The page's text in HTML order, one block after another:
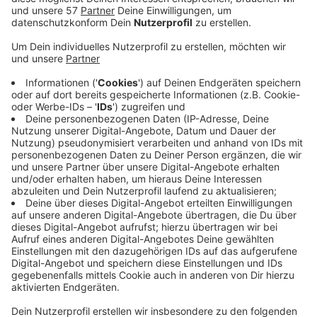
Donnerstag das Finale "gefeiert" und zieht eine
positive Bilanz.
Veröffentlicht: Donnerstag, 12.08.2021 16:37
Anzeige
Neben dem Buddelspaß konnten Kinder zwischen 10
und 16 Jahren in einem begehbaren "Diamanten-Dorf"
auch etwas über Begrünung, Bewässerung und
Beschattung lernen und zum Beispiel Salat und
Kräuter anpflanzen.
Den archimedischen Sandkasten des Futur Lab
Aachen gibt es seit 2016. In diesem Jahr wurde er